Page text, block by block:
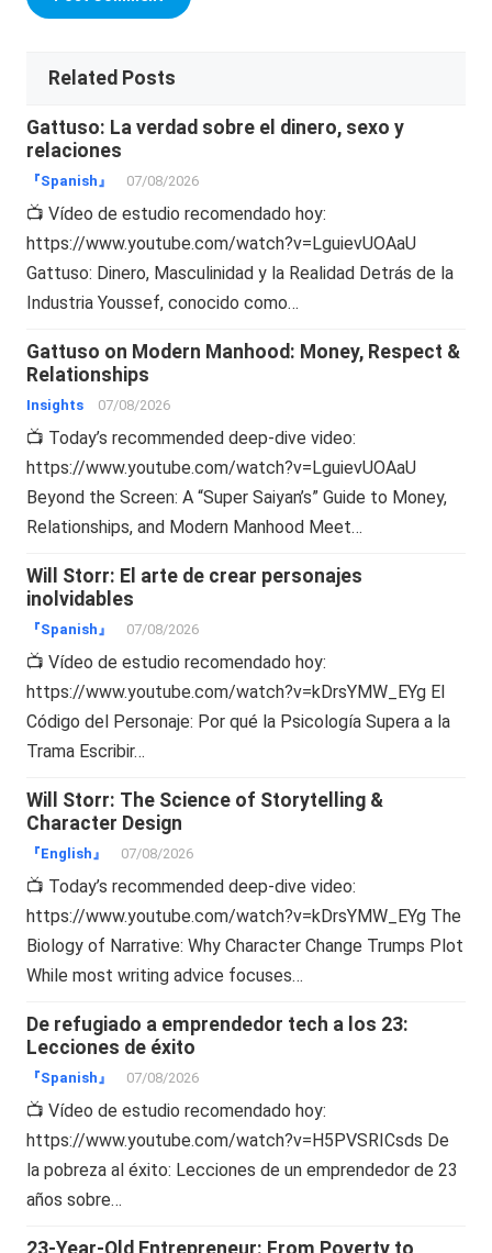
Related Posts
Gattuso: La verdad sobre el dinero, sexo y
relaciones
『Spanish』 07/08/2026
📺 Vídeo de estudio recomendado hoy:
https://www.youtube.com/watch?v=LguievUOAaU
Gattuso: Dinero, Masculinidad y la Realidad Detrás de la
Industria Youssef, conocido como…
Gattuso on Modern Manhood: Money, Respect &
Relationships
Insights 07/08/2026
📺 Today’s recommended deep-dive video:
https://www.youtube.com/watch?v=LguievUOAaU
Beyond the Screen: A “Super Saiyan’s” Guide to Money,
Relationships, and Modern Manhood Meet…
Will Storr: El arte de crear personajes
inolvidables
『Spanish』 07/08/2026
📺 Vídeo de estudio recomendado hoy:
https://www.youtube.com/watch?v=kDrsYMW_EYg El
Código del Personaje: Por qué la Psicología Supera a la
Trama Escribir…
Will Storr: The Science of Storytelling &
Character Design
『English』 07/08/2026
📺 Today’s recommended deep-dive video:
https://www.youtube.com/watch?v=kDrsYMW_EYg The
Biology of Narrative: Why Character Change Trumps Plot
While most writing advice focuses…
De refugiado a emprendedor tech a los 23:
Lecciones de éxito
『Spanish』 07/08/2026
📺 Vídeo de estudio recomendado hoy:
https://www.youtube.com/watch?v=H5PVSRICsds De
la pobreza al éxito: Lecciones de un emprendedor de 23
años sobre…
23-Year-Old Entrepreneur: From Poverty to